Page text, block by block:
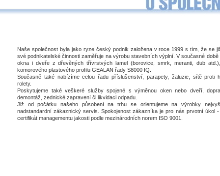
Naše společnost byla jako ryze český podnik založena v roce 1999 s tím, že se
své podnikatelské činnosti zaměřuje na výrobu stavebních výplní. V současné
okna i dveře z dřevěných třívrstvých lamel (borovice, smrk, meranti, dub
komorového plastového profilu GEALAN řady S8000 IQ.
Současně také nabízíme celou řadu příslušenství, parapety, žaluzie, sítě proti
rolety.
Poskytujeme také veškeré služby spojené s výměnou oken nebo dveří,
demontáž, zednické zapravení či likvidaci odpadu.
Již od počátku našeho působení na trhu se orientujeme na výrobky
nadstandardní zákaznický servis. Spokojenost zákazníka je pro nás prvotní úkol
certifikát managementu jakosti podle mezinárodních norem ISO 9001.